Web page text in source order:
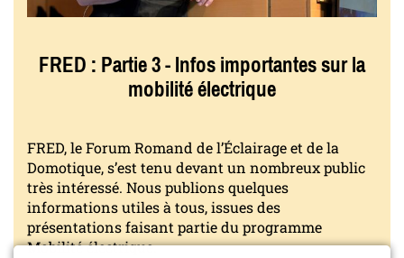
FRED : Partie 3 - Infos importantes sur la
mobilité électrique
FRED, le Forum Romand de l’Éclairage et de la
Domotique, s’est tenu devant un nombreux public
très intéressé. Nous publions quelques
informations utiles à tous, issues des
présentations faisant partie du programme
Mobilité électrique.